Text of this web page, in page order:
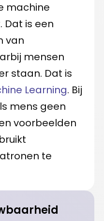
machine
Dat is een
van
mensen
staan. Dat is
Learning. Bij
mens geen
voorbeelden
te